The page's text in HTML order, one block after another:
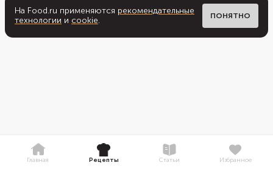
На Food.ru применяются рекомендательные
технологии и cookie. ПОНЯТНО
Главная Рецепты Статьи Избранное